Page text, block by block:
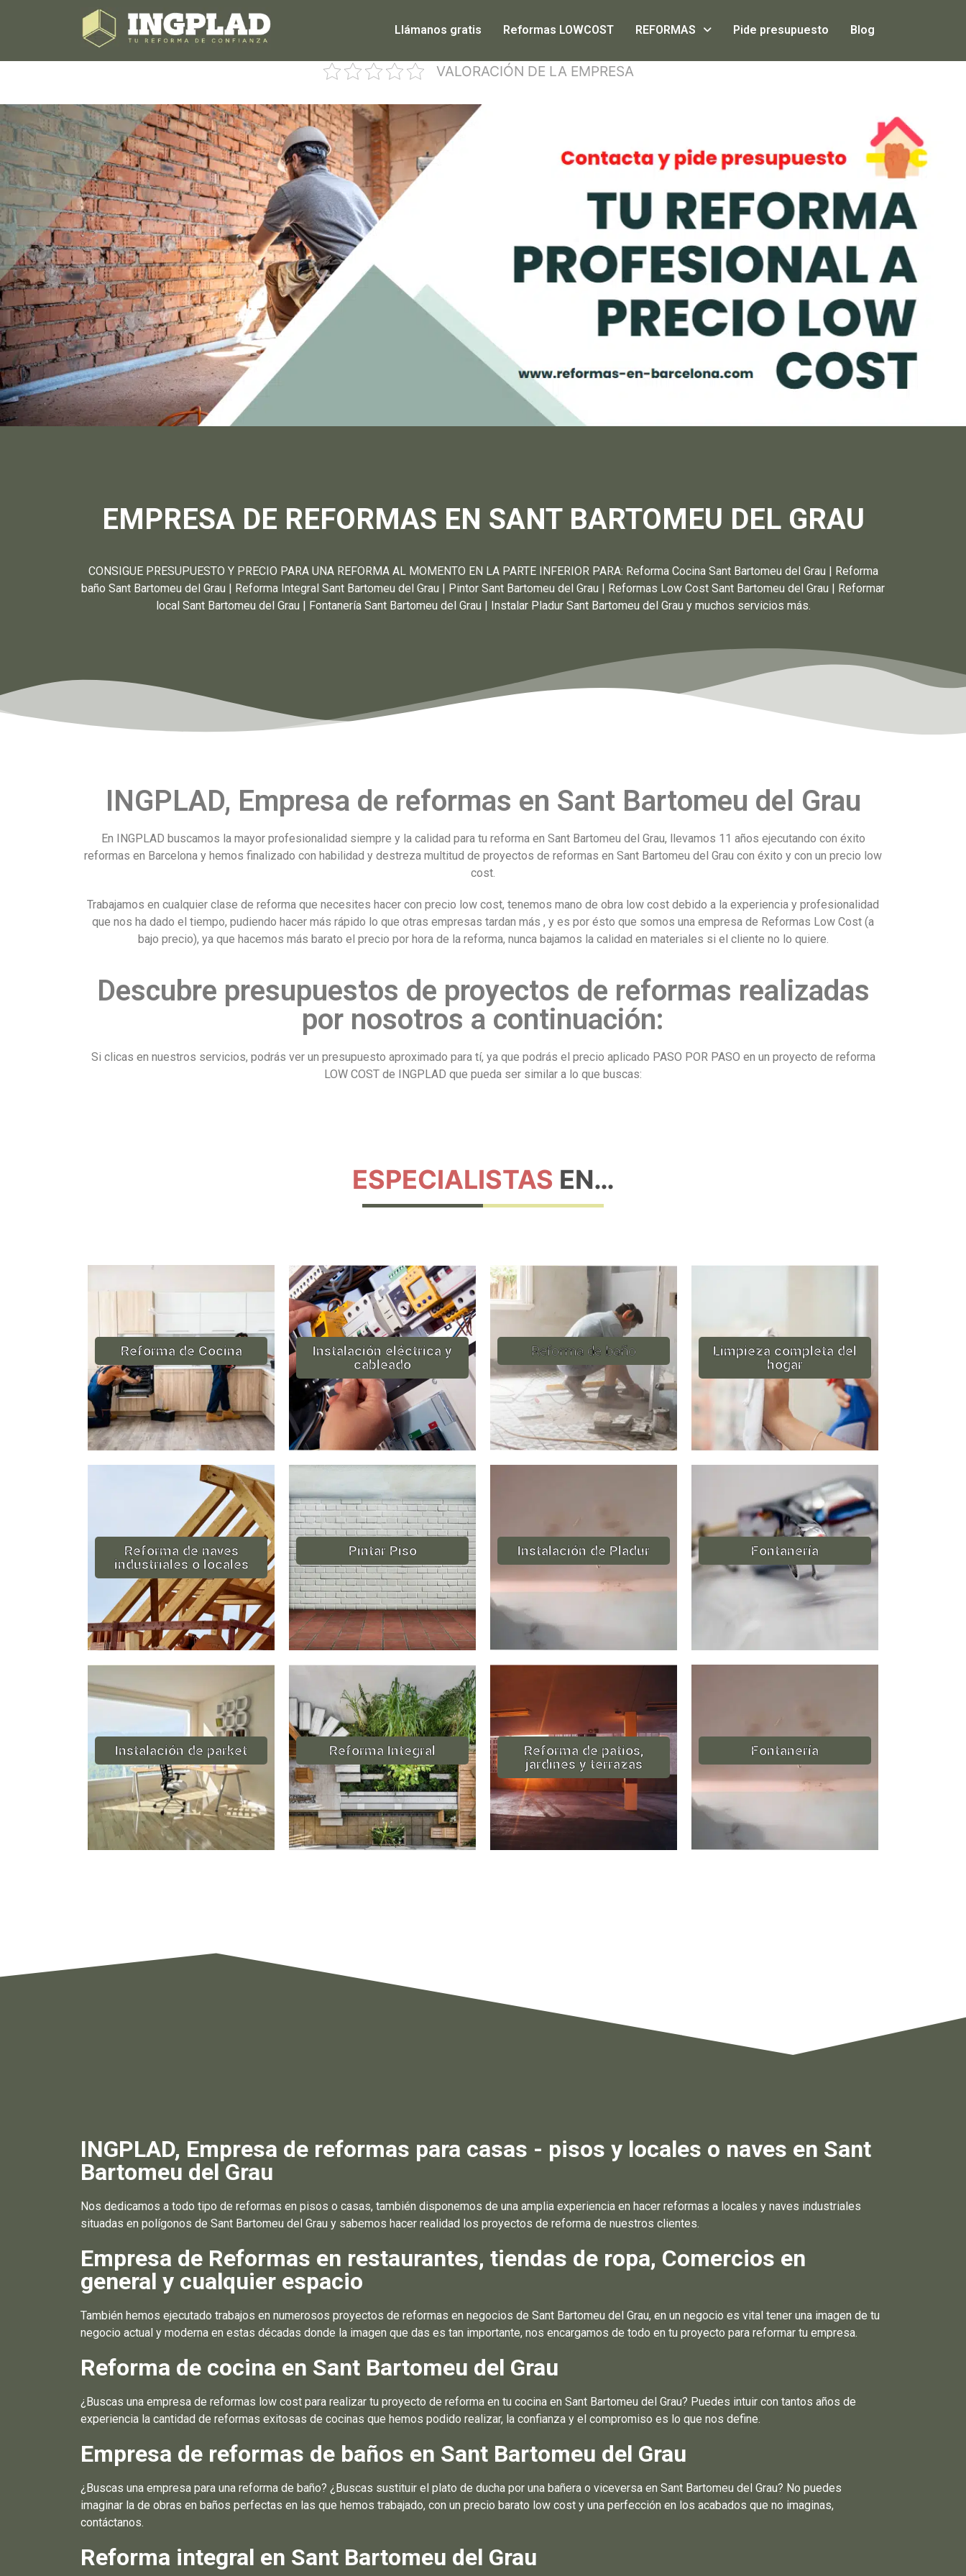
Llámanos gratis Reformas LOWCOST REFORMAS Pide presupuesto Blog
VALORACIÓN DE LA EMPRESA
EMPRESA DE REFORMAS EN SANT BARTOMEU DEL GRAU
CONSIGUE PRESUPUESTO Y PRECIO PARA UNA REFORMA AL MOMENTO EN LA PARTE INFERIOR PARA: Reforma Cocina Sant Bartomeu del Grau | Reforma
baño Sant Bartomeu del Grau | Reforma Integral Sant Bartomeu del Grau | Pintor Sant Bartomeu del Grau | Reformas Low Cost Sant Bartomeu del Grau | Reformar
local Sant Bartomeu del Grau | Fontanería Sant Bartomeu del Grau | Instalar Pladur Sant Bartomeu del Grau y muchos servicios más.
INGPLAD, Empresa de reformas en Sant Bartomeu del Grau
En INGPLAD buscamos la mayor profesionalidad siempre y la calidad para tu reforma en Sant Bartomeu del Grau, llevamos 11 años ejecutando con éxito
reformas en Barcelona y hemos finalizado con habilidad y destreza multitud de proyectos de reformas en Sant Bartomeu del Grau con éxito y con un precio low
cost.
Trabajamos en cualquier clase de reforma que necesites hacer con precio low cost, tenemos mano de obra low cost debido a la experiencia y profesionalidad
que nos ha dado el tiempo, pudiendo hacer más rápido lo que otras empresas tardan más , y es por ésto que somos una empresa de Reformas Low Cost (a
bajo precio), ya que hacemos más barato el precio por hora de la reforma, nunca bajamos la calidad en materiales si el cliente no lo quiere.
Descubre presupuestos de proyectos de reformas realizadas
por nosotros a continuación:
Si clicas en nuestros servicios, podrás ver un presupuesto aproximado para tí, ya que podrás el precio aplicado PASO POR PASO en un proyecto de reforma
LOW COST de INGPLAD que pueda ser similar a lo que buscas:
ESPECIALISTAS EN…
Reforma de Cocina
Instalación eléctrica y
cableado
Reforma de baño
Limpieza completa del
hogar
Reforma de naves
industriales o locales
Pintar Piso Instalación de Pladur Fontanería
Instalación de parket Reforma Integral
Reforma de patios,
jardines y terrazas
Fontanería
INGPLAD, Empresa de reformas para casas - pisos y locales o naves en Sant
Bartomeu del Grau
Nos dedicamos a todo tipo de reformas en pisos o casas, también disponemos de una amplia experiencia en hacer reformas a locales y naves industriales
situadas en polígonos de Sant Bartomeu del Grau y sabemos hacer realidad los proyectos de reforma de nuestros clientes.
Empresa de Reformas en restaurantes, tiendas de ropa, Comercios en
general y cualquier espacio
También hemos ejecutado trabajos en numerosos proyectos de reformas en negocios de Sant Bartomeu del Grau, en un negocio es vital tener una imagen de tu
negocio actual y moderna en estas décadas donde la imagen que das es tan importante, nos encargamos de todo en tu proyecto para reformar tu empresa.
Reforma de cocina en Sant Bartomeu del Grau
¿Buscas una empresa de reformas low cost para realizar tu proyecto de reforma en tu cocina en Sant Bartomeu del Grau? Puedes intuir con tantos años de
experiencia la cantidad de reformas exitosas de cocinas que hemos podido realizar, la confianza y el compromiso es lo que nos define.
Empresa de reformas de baños en Sant Bartomeu del Grau
¿Buscas una empresa para una reforma de baño? ¿Buscas sustituir el plato de ducha por una bañera o viceversa en Sant Bartomeu del Grau? No puedes
imaginar la de obras en baños perfectas en las que hemos trabajado, con un precio barato low cost y una perfección en los acabados que no imaginas,
contáctanos.
Reforma integral en Sant Bartomeu del Grau